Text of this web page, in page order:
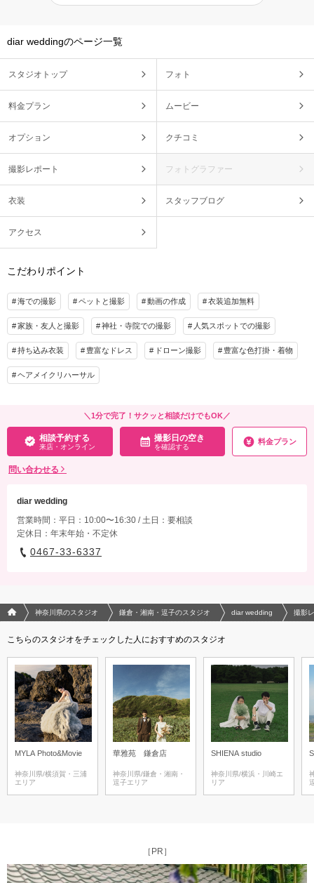
diar weddingのページ一覧
スタジオトップ フォト
料金プラン ムービー
オプション クチコミ
撮影レポート フォトグラファー
衣装 スタッフブログ
アクセス
こだわりポイント
海での撮影 ペットと撮影 動画の作成 衣装追加無料
家族・友人と撮影 神社・寺院での撮影 人気スポットでの撮影
持ち込み衣装 豊富なドレス ドローン撮影 豊富な色打掛・着物
ヘアメイクリハーサル
＼1分で完了！サクッと相談だけでもOK／
相談予約する
来店・オンライン
撮影日の空き
を確認する
料金プラン
問い合わせる
diar wedding
営業時間：平日：10:00〜16:30 / 土日：要相談
定休日：年末年始・不定休
0467-33-6337
フォトウエディング/結婚写真のPhotorait ホーム
神奈川県のスタジオ 鎌倉・湘南・逗子のスタジオ diar wedding 撮影
こちらのスタジオをチェックした人におすすめのスタジオ
MYLA Photo&Movie
神奈川県/横須賀・三浦
エリア
華雅苑 鎌倉店
神奈川県/鎌倉・湘南・
逗子エリア
SHIENA studio
神奈川県/横浜・川崎エ
リア
［PR］